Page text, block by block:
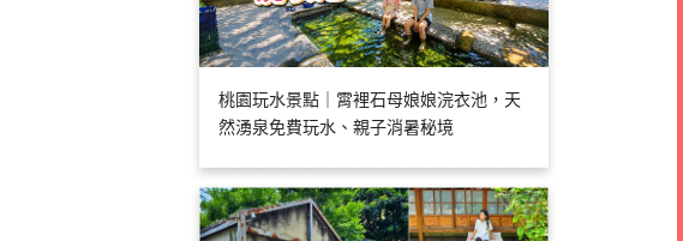
桃園玩水景點｜霄裡石母娘娘浣衣池，天
然湧泉免費玩水、親子消暑秘境